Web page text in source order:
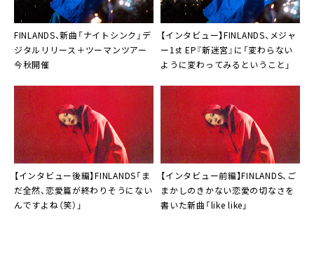
FINLANDS、新曲「ナイトシンク」デ
ジタルリリース＋ツーマンツアー
今秋開催
【インタビュー】FINLANDS、メジャ
ー1st EP『新迷宮』に「変わらない
ように変わってみるということ」
【インタビュー後編】FINLANDS「ま
だ全然、恋愛篇が終わりそうにない
んですよね（笑）」
【インタビュー前編】FINLANDS、ご
まかしのきかない恋愛の切なさを
書いた新曲「like like」